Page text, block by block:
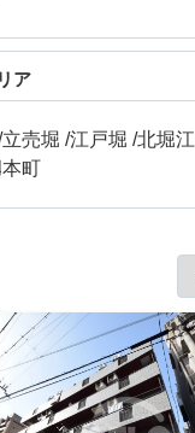
ア
立売堀 /江戸堀 /北堀江
町